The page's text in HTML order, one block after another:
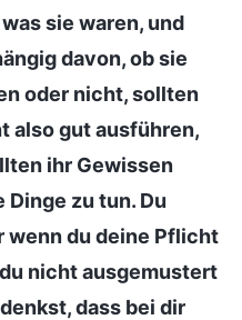
sie waren, und
davon, ob sie
oder nicht, sollten
also gut ausführen,
ihr Gewissen
zu tun. Du
wenn du deine Pflicht
nicht ausgemustert
dass bei dir